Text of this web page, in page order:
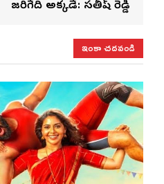
జరిగేది అక్కడే: సతీష్ రెడ్డి
ఇంకా చదవండి